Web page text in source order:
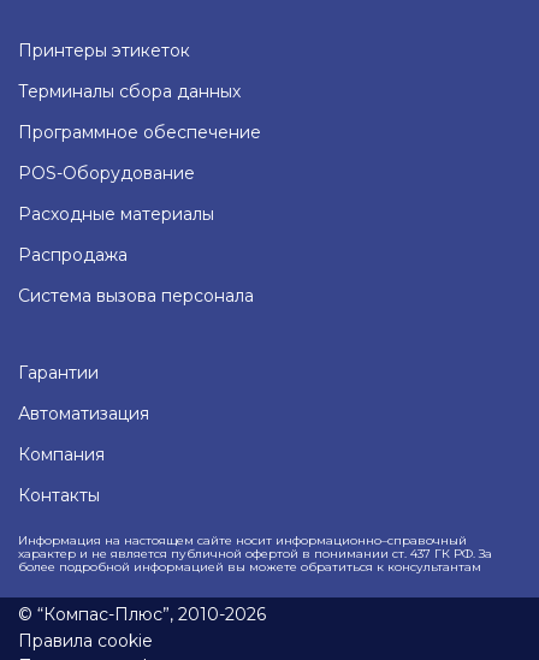
Принтеры этикеток
Терминалы сбора данных
Программное обеспечение
POS-Оборудование
Расходные материалы
Распродажа
Система вызова персонала
Гарантии
Автоматизация
Компания
Контакты
Информация на настоящем сайте носит информационно–справочный
характер и не является публичной офертой в понимании ст. 437 ГК РФ. За
более подробной информацией вы можете обратиться к консультантам
© “Компас-Плюс”, 2010-2026
Правила cookie